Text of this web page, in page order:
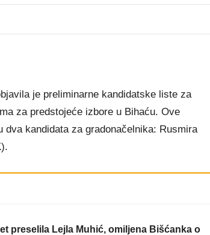
je preliminarne kandidatske liste za
za predstojeće izbore u Bihaću. Ove
kandidata za gradonačelnika: Rusmira
preselila Lejla Muhić, omiljena Bišćanka o